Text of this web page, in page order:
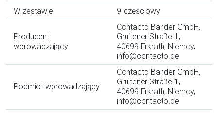
W zestawie
9-częściowy
Producent
wprowadzający
Contacto Bander GmbH,
Gruitener Straße 1,
40699 Erkrath, Niemcy,
info@contacto.de
Podmiot wprowadzający
Contacto Bander GmbH,
Gruitener Straße 1,
40699 Erkrath, Niemcy,
info@contacto.de